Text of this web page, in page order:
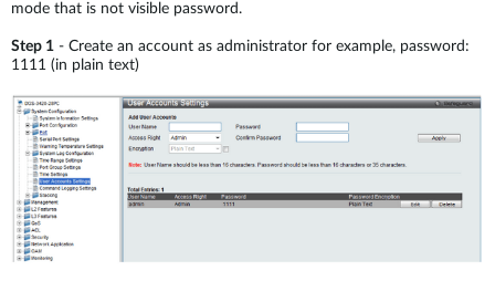
mode that is not visible password.
Step 1 - Create an account as administrator for example, password:
1111 (in plain text)